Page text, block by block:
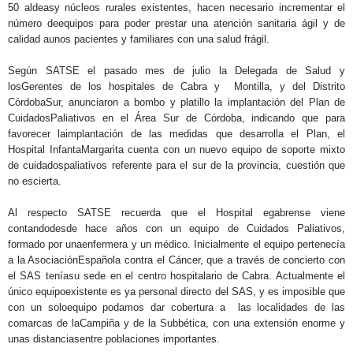
50 aldeasy núcleos rurales existentes, hacen necesario incrementar el
número deequipos para poder prestar una atención sanitaria ágil y de
calidad aunos pacientes y familiares con una salud frágil.
Según SATSE el pasado mes de julio la Delegada de Salud y
losGerentes de los hospitales de Cabra y Montilla, y del Distrito
CórdobaSur, anunciaron a bombo y platillo la implantación del Plan de
CuidadosPaliativos en el Área Sur de Córdoba, indicando que para
favorecer laimplantación de las medidas que desarrolla el Plan, el
Hospital InfantaMargarita cuenta con un nuevo equipo de soporte mixto
de cuidadospaliativos referente para el sur de la provincia, cuestión que
no escierta.
Al respecto SATSE recuerda que el Hospital egabrense viene
contandodesde hace años con un equipo de Cuidados Paliativos,
formado por unaenfermera y un médico. Inicialmente el equipo pertenecía
a la AsociaciónEspañola contra el Cáncer, que a través de concierto con
el SAS teníasu sede en el centro hospitalario de Cabra. Actualmente el
único equipoexistente es ya personal directo del SAS, y es imposible que
con un soloequipo podamos dar cobertura a las localidades de las
comarcas de laCampiña y de la Subbética, con una extensión enorme y
unas distanciasentre poblaciones importantes.